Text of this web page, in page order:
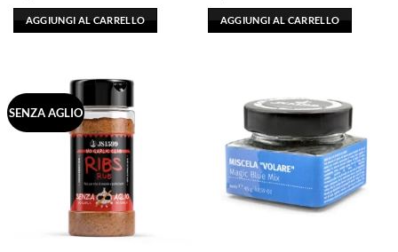
AGGIUNGI AL CARRELLO AGGIUNGI AL CARRELLO
SENZA AGLIO